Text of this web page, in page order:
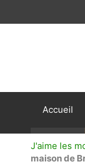
Accueil
J'aime les
maison de